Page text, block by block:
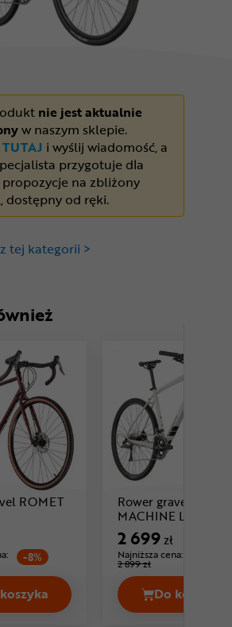
nie jest aktualnie
w naszym sklepie.
TUTAJ i wyślij wiadomość, a
przygotuje dla
na zbliżony
dostępny od ręki.
tej kategorii >
ROMET
2 199 zł
-8%
Rower gravel ROMET Finale Cena
Rower gravel ROCK
MACHINE Lukk 20
BarCena: 2 699 zł
2 699zł
Najniższa cena:
2 899 zł
Do koszyka
Rower